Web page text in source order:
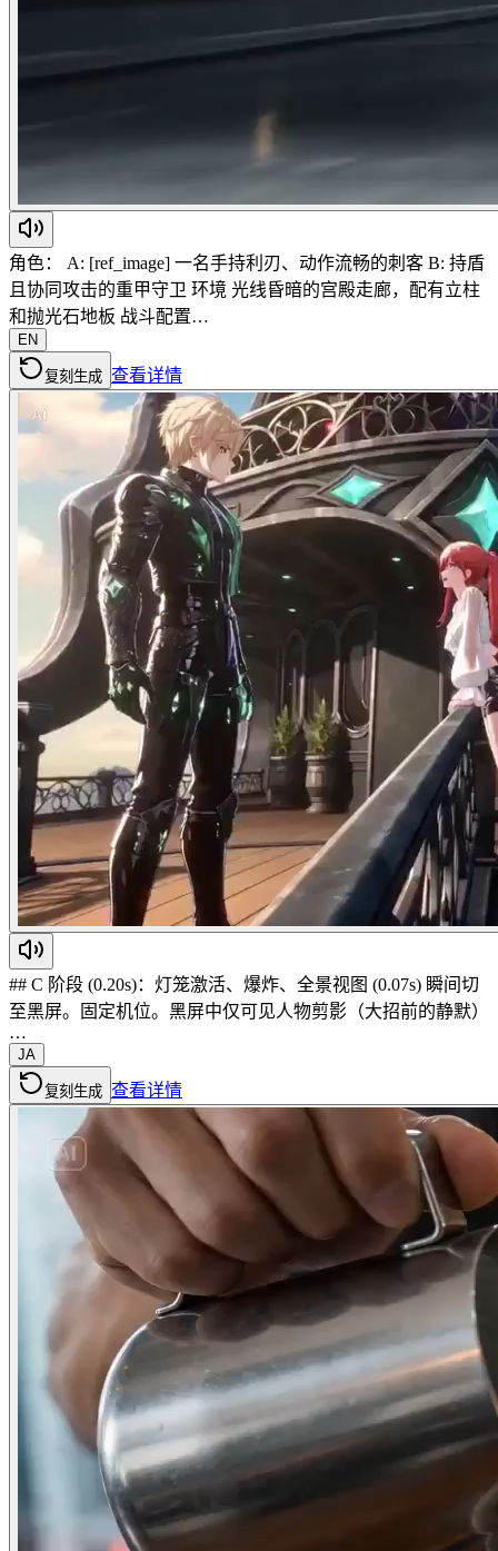
角色： A: [ref_image] 一名手持利刃、动作流畅的刺客 B: 持盾
且协同攻击的重甲守卫 环境 光线昏暗的宫殿走廊，配有立柱
和抛光石地板 战斗配置…
EN
复刻生成 查看详情
## C 阶段 (0.20s)：灯笼激活、爆炸、全景视图 (0.07s) 瞬间切
至黑屏。固定机位。黑屏中仅可见人物剪影（大招前的静默）
…
JA
复刻生成 查看详情